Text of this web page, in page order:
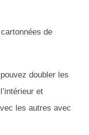
de
doubler les
et
les autres avec